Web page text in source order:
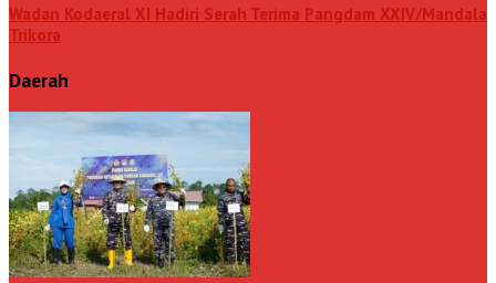
Wadan Kodaeral XI Hadiri Serah Terima Pangdam XXIV/Mandala
Trikora
Daerah